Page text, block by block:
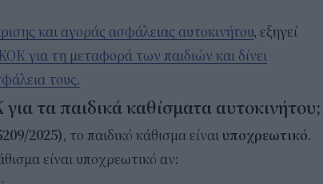
και αγοράς ασφάλειας αυτοκινήτου, εξηγεί
ΚΟΚ για τη μεταφορά των παιδιών και δίνει
τους.
για τα παιδικά καθίσματα αυτοκινήτου;
2025), το παιδικό κάθισμα είναιυποχρεωτικό.
είναι υποχρεωτικό αν: